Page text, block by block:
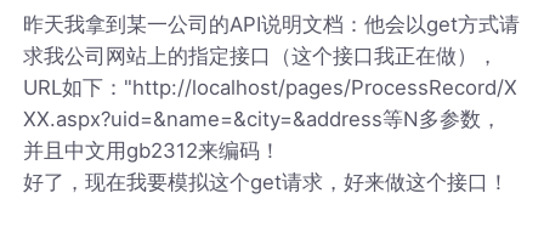
昨天我拿到某一公司的API说明文档：他会以get方式请
求我公司网站上的指定接口（这个接口我正在做），
URL如下："http://localhost/pages/ProcessRecord/X
XX.aspx?uid=&name=&city=&address等N多参数，
并且中文用gb2312来编码！
好了，现在我要模拟这个get请求，好来做这个接口！